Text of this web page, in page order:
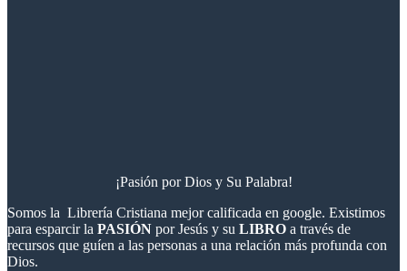
¡Pasión por Dios y Su Palabra!
Somos la Librería Cristiana mejor calificada en google. Existimos
para esparcir la PASIÓN por Jesús y su LIBRO a través de
recursos que guíen a las personas a una relación más profunda con
Dios.